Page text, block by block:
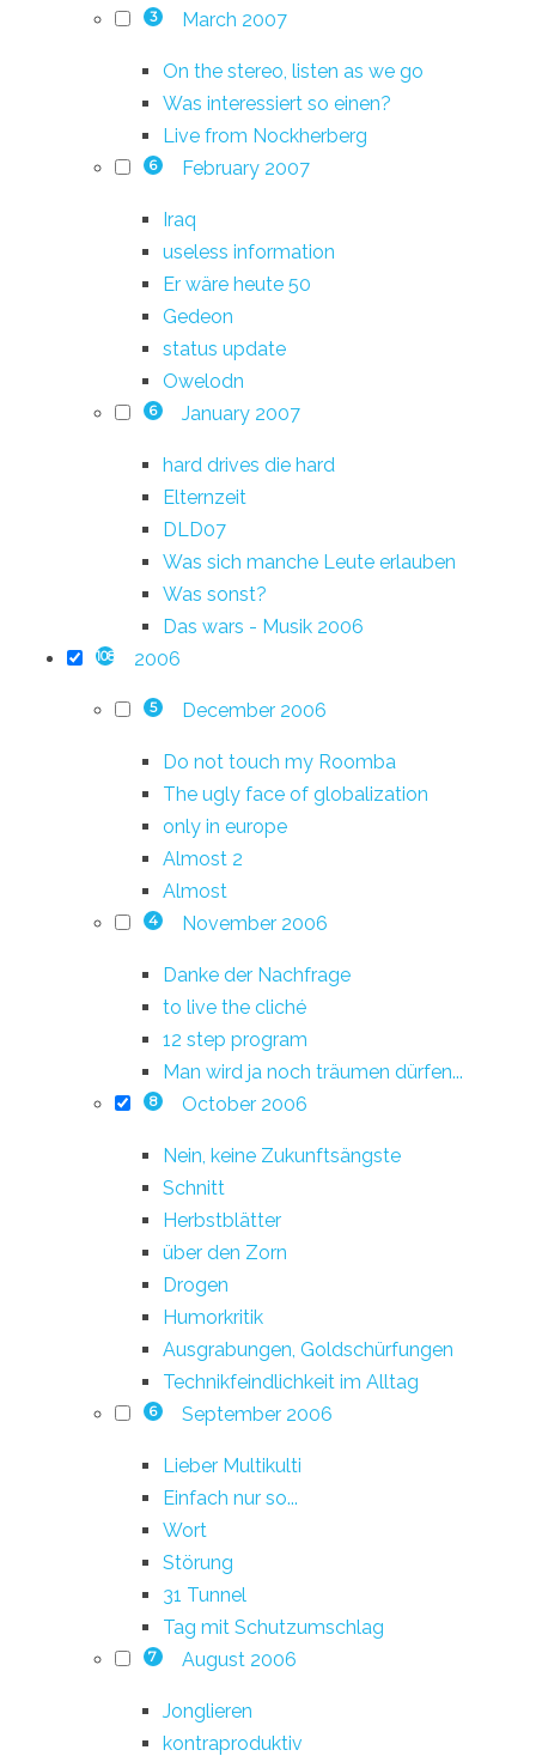
3 March 2007
On the stereo, listen as we go
Was interessiert so einen?
Live from Nockherberg
6 February 2007
Iraq
useless information
Er wäre heute 50
Gedeon
status update
Owelodn
6 January 2007
hard drives die hard
Elternzeit
DLD07
Was sich manche Leute erlauben
Was sonst?
Das wars - Musik 2006
108 2006
5 December 2006
Do not touch my Roomba
The ugly face of globalization
only in europe
Almost 2
Almost
4 November 2006
Danke der Nachfrage
to live the cliché
12 step program
Man wird ja noch träumen dürfen...
8 October 2006
Nein, keine Zukunftsängste
Schnitt
Herbstblätter
über den Zorn
Drogen
Humorkritik
Ausgrabungen, Goldschürfungen
Technikfeindlichkeit im Alltag
6 September 2006
Lieber Multikulti
Einfach nur so...
Wort
Störung
31 Tunnel
Tag mit Schutzumschlag
7 August 2006
Jonglieren
kontraproduktiv